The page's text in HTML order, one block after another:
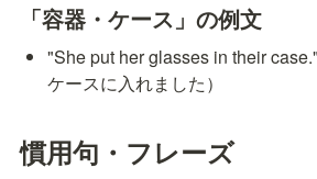
「容器・ケース」の例文
"She put her glasses in their
ケースに入れました）
慣用句・フレーズ